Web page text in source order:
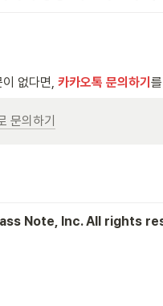
없다면, 카카오톡 문의하기
문의하기
Note, Inc. All rights